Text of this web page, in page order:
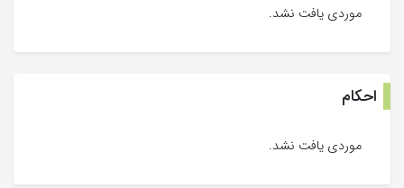
-
جلسه 9
موردی یافت نشد.
احکام
موردی یافت نشد.